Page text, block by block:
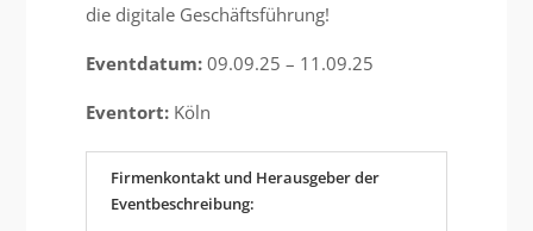
die digitale Geschäftsführung!
Eventdatum:09.09.25 – 11.09.25
Eventort:Köln
Firmenkontakt und Herausgeber der
Eventbeschreibung: